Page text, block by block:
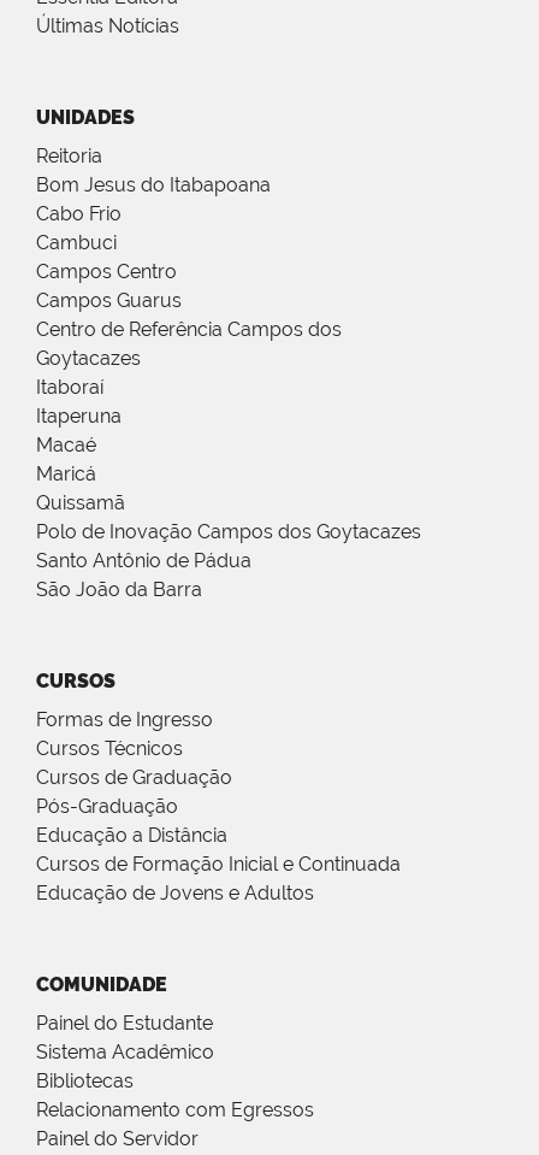
Últimas Notícias
UNIDADES
Reitoria
Bom Jesus do Itabapoana
Cabo Frio
Cambuci
Campos Centro
Campos Guarus
Centro de Referência Campos dos
Goytacazes
Itaboraí
Itaperuna
Macaé
Maricá
Quissamã
Polo de Inovação Campos dos Goytacazes
Santo Antônio de Pádua
São João da Barra
CURSOS
Formas de Ingresso
Cursos Técnicos
Cursos de Graduação
Pós-Graduação
Educação a Distância
Cursos de Formação Inicial e Continuada
Educação de Jovens e Adultos
COMUNIDADE
Painel do Estudante
Sistema Acadêmico
Bibliotecas
Relacionamento com Egressos
Painel do Servidor